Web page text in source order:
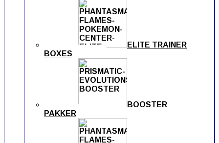
ELITE TRAINER
BOXES
BOOSTER
PAKKER